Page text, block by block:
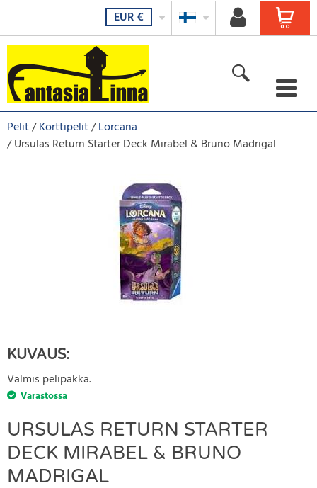
EUR€
Kirjat, sarjakuvat ja mangat
Pelit Korttipelit Lorcana
Ursulas Return Starter Deck Mirabel & Bruno Madrigal
KUVAUS:
Valmis pelipakka.
Varastossa
URSULAS RETURN STARTER
DECK MIRABEL & BRUNO
MADRIGAL